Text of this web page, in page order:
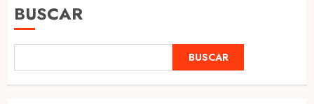
BUSCAR
BUSCAR